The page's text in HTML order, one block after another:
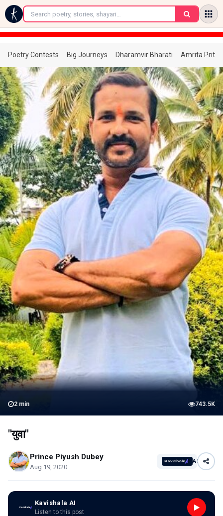
←
Poetry Contests Big Journeys Dharamvir Bharati Amrita
2 min 743.5K
"युवा"
Prince Piyush Dubey
Aug 19, 2020
AI
Kavishala AI
Listen to this post